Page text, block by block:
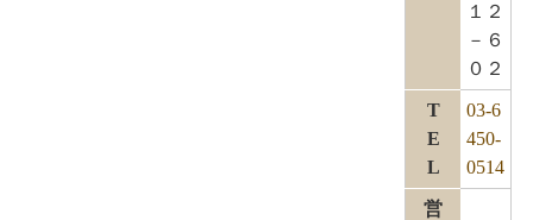
１２
－６
０２
T
E
L
03-6
450-
0514
営